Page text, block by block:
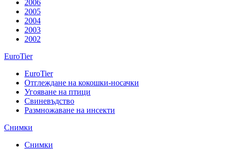
2006
2005
2004
2003
2002
EuroTier
EuroTier
Отглеждане на кокошки-носачки
Угояване на птици
Свиневъдство
Размножаване на инсекти
Снимки
Снимки